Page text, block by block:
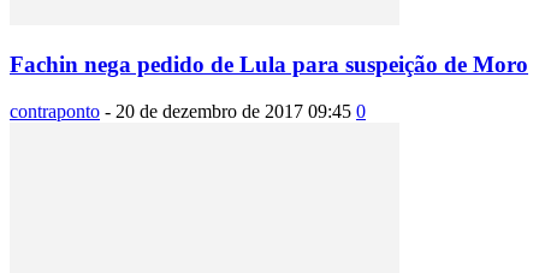
Fachin nega pedido de Lula para suspeição de Moro
contraponto - 20 de dezembro de 2017 09:45 0